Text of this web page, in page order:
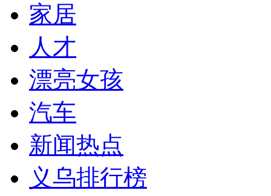
家居
人才
漂亮女孩
汽车
新闻热点
义乌排行榜